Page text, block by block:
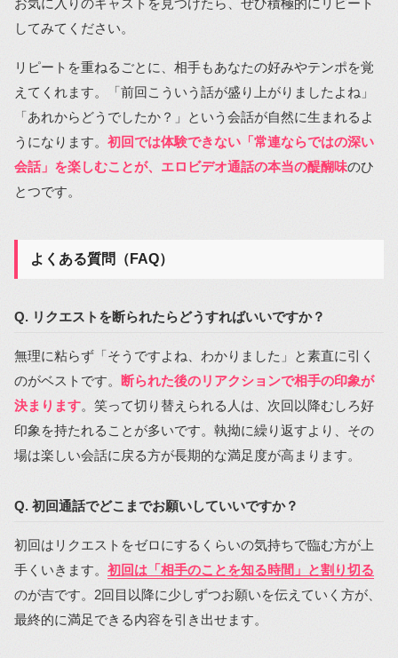
してみてください。
リピートを重ねるごとに、相手もあなたの好みやテンポを覚
えてくれます。「前回こういう話が盛り上がりましたよね」
「あれからどうでしたか？」という会話が自然に生まれるよ
うになります。 初回では体験できない「常連ならではの深い
会話」を楽しむことが、エロビデオ通話の本当の醍醐味のひ
とつです。
よくある質問（FAQ）
Q. リクエストを断られたらどうすればいいですか？
無理に粘らず「そうですよね、わかりました」と素直に引く
のがベストです。
断られた後のリアクションで相手の印象が
決まります。笑って切り替えられる人は、次回以降むしろ好
印象を持たれることが多いです。執拗に繰り返すより、その
場は楽しい会話に戻る方が長期的な満足度が高まります。
Q. 初回通話でどこまでお願いしていいですか？
初回はリクエストをゼロにするくらいの気持ちで臨む方が上
手くいきます。 初回は「相手のことを知る時間」と割り切る
のが吉です。2回目以降に少しずつお願いを伝えていく方が、
最終的に満足できる内容を引き出せます。